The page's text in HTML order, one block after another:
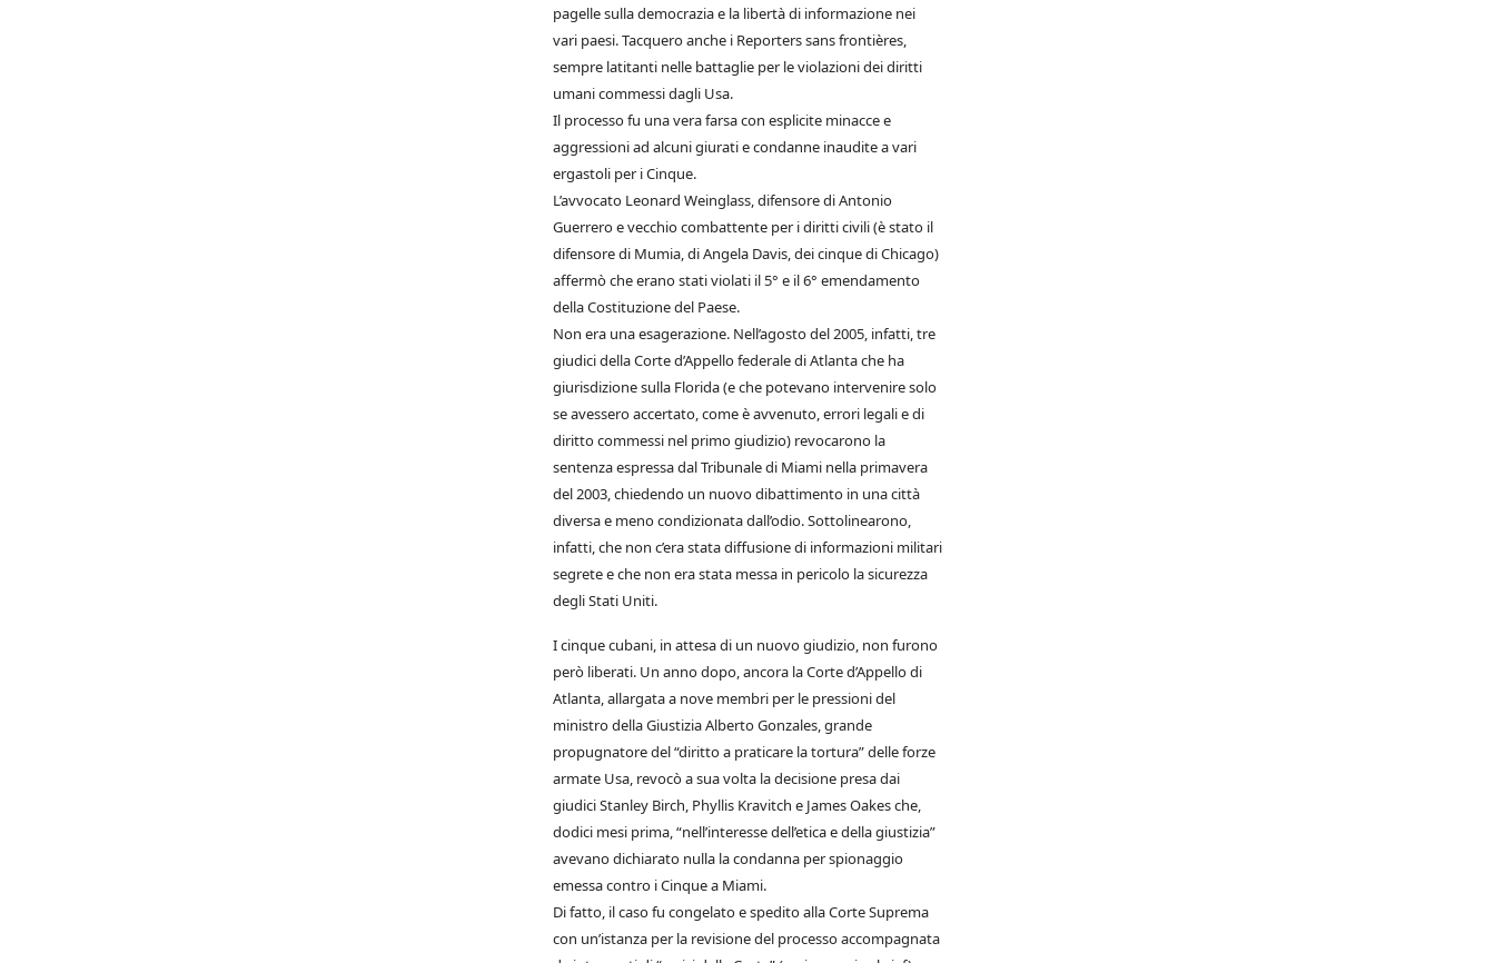
pagelle sulla democrazia e la libertà di informazione nei
vari paesi. Tacquero anche i Reporters sans frontières,
sempre latitanti nelle battaglie per le violazioni dei diritti
umani commessi dagli Usa.
Il processo fu una vera farsa con esplicite minacce e
aggressioni ad alcuni giurati e condanne inaudite a vari
ergastoli per i Cinque.
L’avvocato Leonard Weinglass, difensore di Antonio
Guerrero e vecchio combattente per i diritti civili (è stato il
difensore di Mumia, di Angela Davis, dei cinque di Chicago)
affermò che erano stati violati il 5° e il 6° emendamento
della Costituzione del Paese.
Non era una esagerazione. Nell’agosto del 2005, infatti, tre
giudici della Corte d’Appello federale di Atlanta che ha
giurisdizione sulla Florida (e che potevano intervenire solo
se avessero accertato, come è avvenuto, errori legali e di
diritto commessi nel primo giudizio) revocarono la
sentenza espressa dal Tribunale di Miami nella primavera
del 2003, chiedendo un nuovo dibattimento in una città
diversa e meno condizionata dall’odio. Sottolinearono,
infatti, che non c’era stata diffusione di informazioni militari
segrete e che non era stata messa in pericolo la sicurezza
degli Stati Uniti.
I cinque cubani, in attesa di un nuovo giudizio, non furono
però liberati. Un anno dopo, ancora la Corte d’Appello di
Atlanta, allargata a nove membri per le pressioni del
ministro della Giustizia Alberto Gonzales, grande
propugnatore del “diritto a praticare la tortura” delle forze
armate Usa, revocò a sua volta la decisione presa dai
giudici Stanley Birch, Phyllis Kravitch e James Oakes che,
dodici mesi prima, “nell’interesse dell’etica e della giustizia”
avevano dichiarato nulla la condanna per spionaggio
emessa contro i Cinque a Miami.
Di fatto, il caso fu congelato e spedito alla Corte Suprema
con un’istanza per la revisione del processo accompagnata